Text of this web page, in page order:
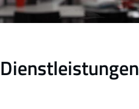
Dienstleistungen